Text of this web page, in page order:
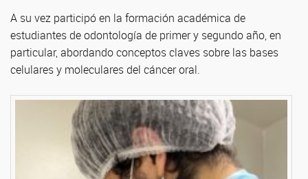
A su vez participó en la formación académica de
estudiantes de odontología de primer y segundo año, en
particular, abordando conceptos claves sobre las bases
celulares y moleculares del cáncer oral.